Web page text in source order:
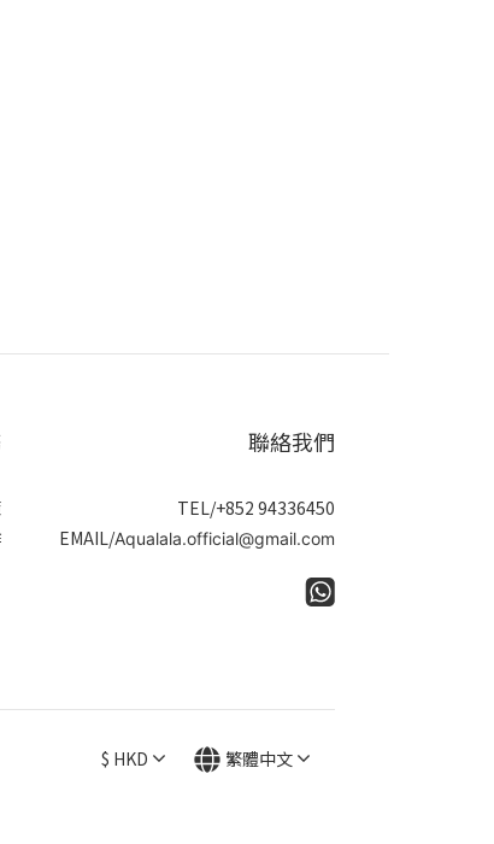
聯絡我們
TEL/+852 94336450
EMAIL/Aqualala.official@gmail.com
$ HKD 繁體中文